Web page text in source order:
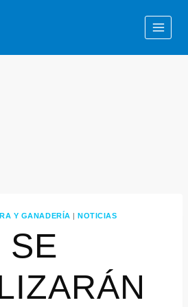
Y GANADERÍA |NOTICIAS
SE